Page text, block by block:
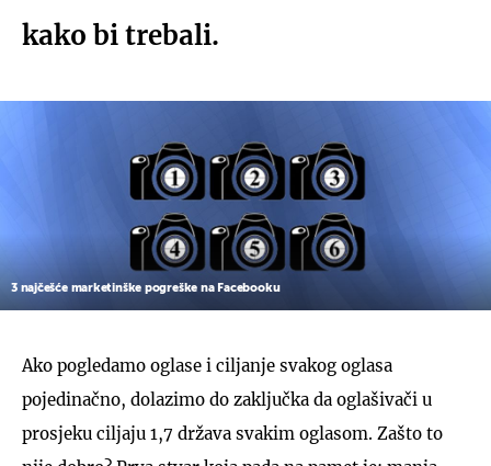
kako bi trebali.
3 najčešće marketinške pogreške na Facebooku
Ako pogledamo oglase i ciljanje svakog oglasa
pojedinačno, dolazimo do zaključka da oglašivači u
prosjeku ciljaju 1,7 država svakim oglasom. Zašto to